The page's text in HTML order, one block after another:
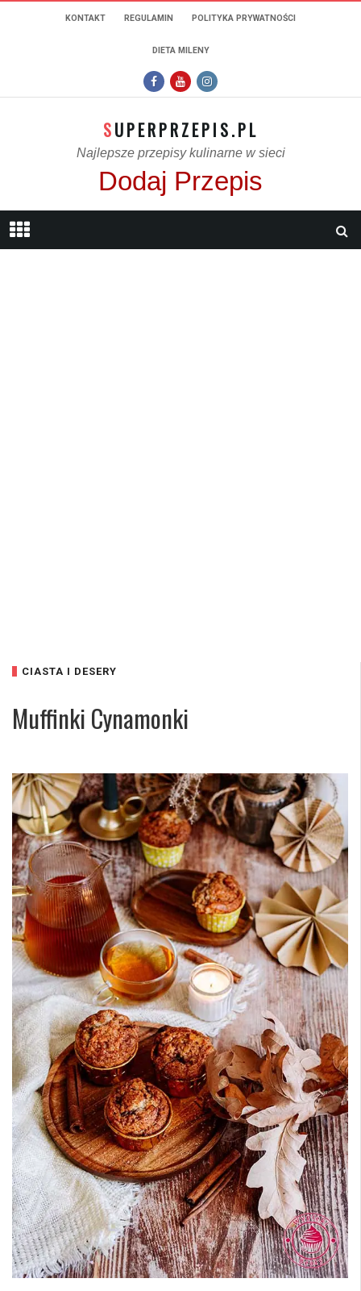
KONTAKT REGULAMIN POLITYKA PRYWATNOŚCI
DIETA MILENY
SUPERPRZEPIS.PL
Najlepsze przepisy kulinarne w sieci
Dodaj Przepis
CIASTA I DESERY
Muffinki Cynamonki